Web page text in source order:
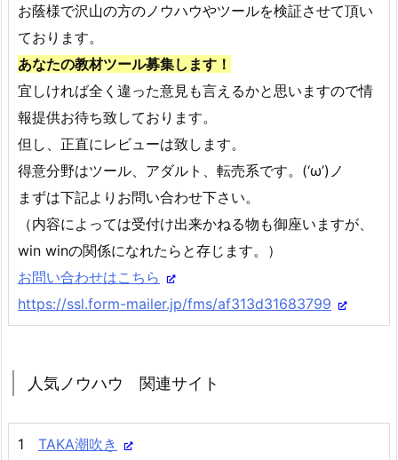
お蔭様で沢山の方のノウハウやツールを検証させて頂い
ております。
あなたの教材ツール募集します！
宜しければ全く違った意見も言えるかと思いますので情
報提供お待ち致しております。
但し、正直にレビューは致します。
得意分野はツール、アダルト、転売系です。(‘ω’)ノ
まずは下記よりお問い合わせ下さい。
（内容によっては受付け出来かねる物も御座いますが、
win winの関係になれたらと存じます。）
お問い合わせはこちら
https://ssl.form-mailer.jp/fms/af313d31683799
人気ノウハウ 関連サイト
1 TAKA潮吹き